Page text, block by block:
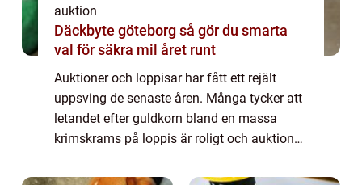
auktion
Däckbyte göteborg så gör du smarta
val för säkra mil året runt
Auktioner och loppisar har fått ett rejält
uppsving de senaste åren. Många tycker att
letandet efter guldkorn bland en massa
krimskrams på loppis är roligt och auktioner